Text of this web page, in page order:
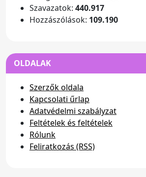
Szavazatok: 440.917
Hozzászólások: 109.190
OLDALAK
Szerzők oldala
Kapcsolati űrlap
Adatvédelmi szabályzat
Feltételek és feltételek
Rólunk
Feliratkozás (RSS)